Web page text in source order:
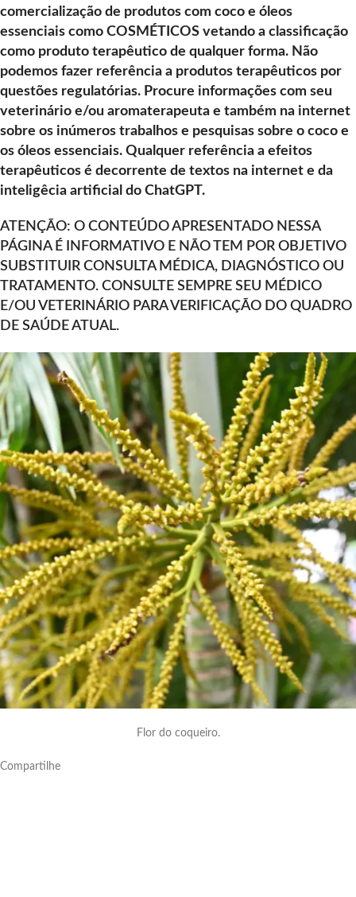
comercialização de produtos com coco e óleos
essenciais como COSMÉTICOS vetando a classificação
como produto terapêutico de qualquer forma. Não
podemos fazer referência a produtos terapêuticos por
questões regulatórias. Procure informações com seu
veterinário e/ou aromaterapeuta e também na internet
sobre os inúmeros trabalhos e pesquisas sobre o coco e
os óleos essenciais. Qualquer referência a efeitos
terapêuticos é decorrente de textos na internet e da
inteligêcia artificial do ChatGPT.
ATENÇÃO: O CONTEÚDO APRESENTADO NESSA
PÁGINA É INFORMATIVO E NÃO TEM POR OBJETIVO
SUBSTITUIR CONSULTA MÉDICA, DIAGNÓSTICO OU
TRATAMENTO. CONSULTE SEMPRE SEU MÉDICO
E/OU VETERINÁRIO PARA VERIFICAÇÃO DO QUADRO
DE SAÚDE ATUAL.
Flor do coqueiro.
Compartilhe